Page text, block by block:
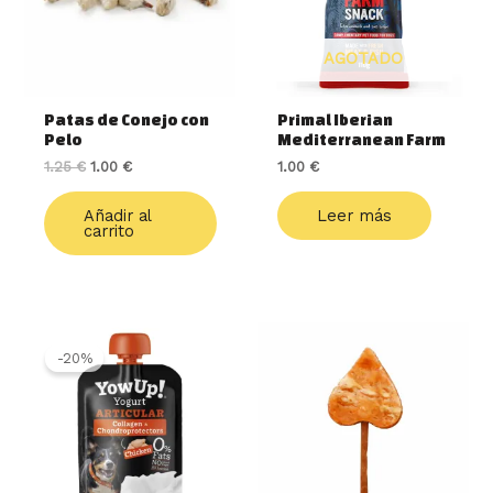
Patas de Conejo con
Pelo
1.25€ 1.00 €
Añadir al
carrito
AGOTADO
Primal Iberian
Mediterranean Farm
1.00 €
Leer más
-20%precio
original
era:
2.10 €.
El
precio
actual
es:
1.69 €.